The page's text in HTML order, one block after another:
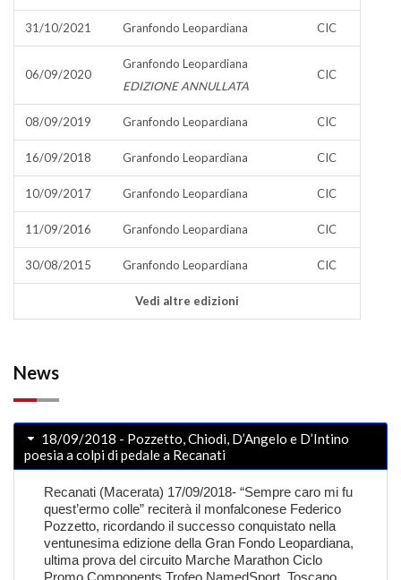
31/10/2021 Granfondo Leopardiana CIC
06/09/2020
Granfondo Leopardiana
EDIZIONE ANNULLATA
CIC
08/09/2019 Granfondo Leopardiana CIC
16/09/2018 Granfondo Leopardiana CIC
10/09/2017 Granfondo Leopardiana CIC
11/09/2016 Granfondo Leopardiana CIC
30/08/2015 Granfondo Leopardiana CIC
Vedi altre edizioni
News
18/09/2018 - Pozzetto, Chiodi, D’Angelo e D’Intino
poesia a colpi di pedale a Recanati
Recanati (Macerata) 17/09/2018- “Sempre caro mi fu
quest’ermo colle” reciterà il monfalconese Federico
Pozzetto, ricordando il successo conquistato nella
ventunesima edizione della Gran Fondo Leopardiana,
ultima prova del circuito Marche Marathon Ciclo
Promo Components Trofeo NamedSport. Toscano